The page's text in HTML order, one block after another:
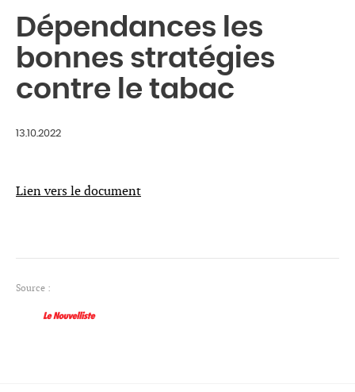
Dépendances les
bonnes stratégies
contre le tabac
13.10.2022
Lien vers le document
Source :